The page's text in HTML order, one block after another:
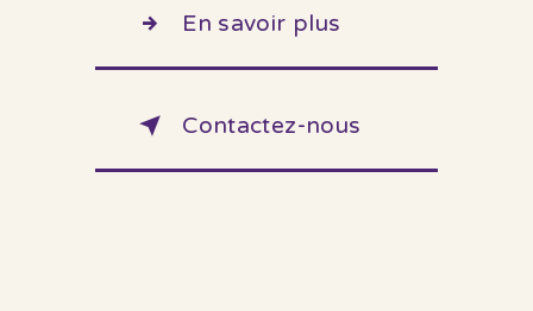
En savoir plus
Contactez-nous